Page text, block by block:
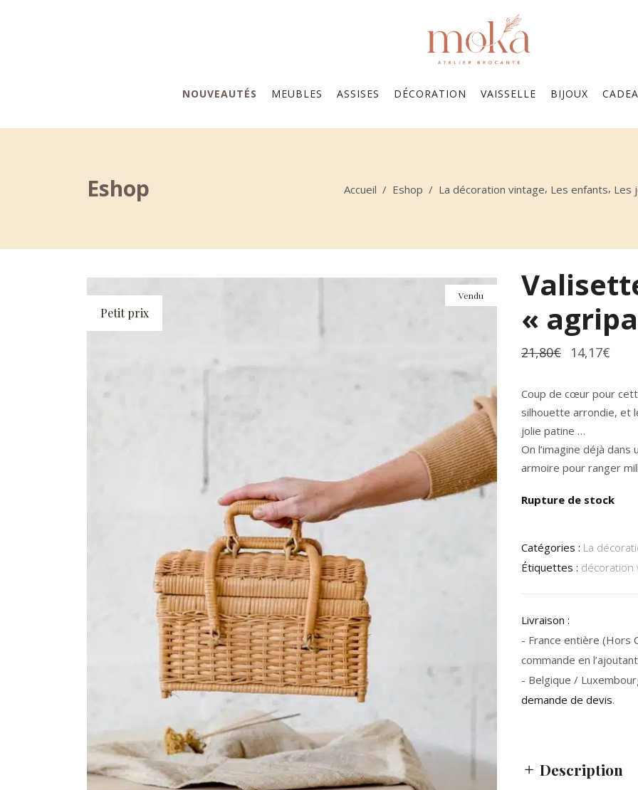
NOUVEAUTÉS MEUBLES ASSISES DÉCORATION VAISSELLE BIJOUX
Eshop Accueil / Eshop / La décoration vintage, Les enfants, Les
Vendu
Petit prix
«
21,80€ Le
prix
était :
21,80€.
14,17€
est :
Coup de cœur pour
silhouette arrondie, et
jolie patine …
On l’imagine déjà dans
armoire pour ranger
Rupture de stock
Catégories : La
Étiquettes : décoration
Livraison :
- France entière (Hors
commande en
- Belgique /
demande de devis.
Description